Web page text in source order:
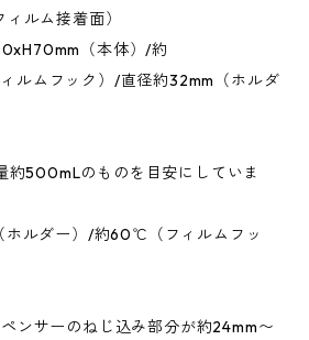
ルム接着面）
（本体）/約
ルムフック）/直径約32mm（ホルダ
約500mLのものを目安にしていま
ルダー）/約60℃（フィルムフッ
ンサーのねじ込み部分が約24mm〜